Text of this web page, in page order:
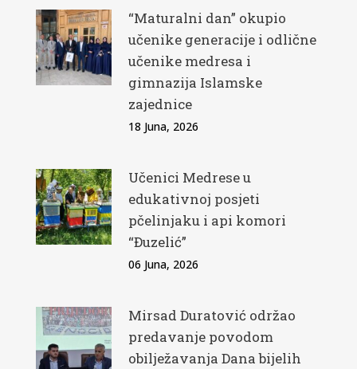
“Maturalni dan” okupio
učenike generacije i odlične
učenike medresa i
gimnazija Islamske
zajednice
18 Juna, 2026
Učenici Medrese u
edukativnoj posjeti
pčelinjaku i api komori
“Đuzelić”
06 Juna, 2026
Mirsad Duratović održao
predavanje povodom
obilježavanja Dana bijelih